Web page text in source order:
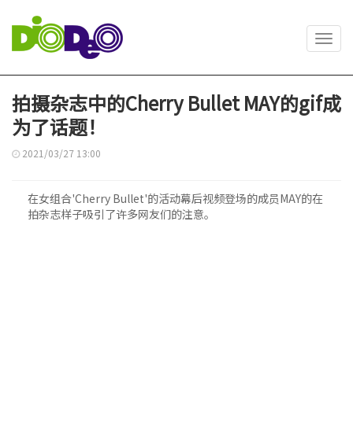
拍摄杂志中的Cherry Bullet MAY的gif成
为了话题！
2021/03/27 13:00
在女组合'Cherry Bullet'的活动幕后视频登场的成员MAY的在
拍杂志样子吸引了许多网友们的注意。